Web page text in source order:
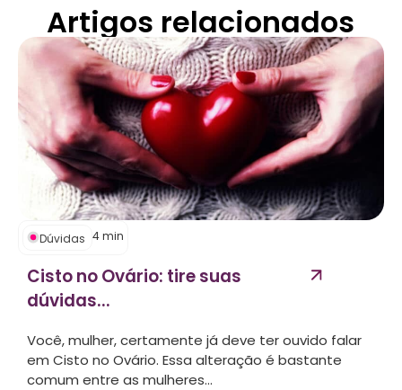
Artigos relacionados
Dúvidas 4min
Cisto no Ovário: tire suas
dúvidas...
Você, mulher, certamente já deve ter ouvido falar
em Cisto no Ovário. Essa alteração é bastante
comum entre as mulheres...